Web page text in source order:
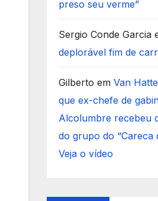
preso seu verme”
Sergio Conde Garcia
deplorável fim de
Gilberto em Van
que ex-chefe de
Alcolumbre recebeu
do grupo do “Careca
Veja o vídeo